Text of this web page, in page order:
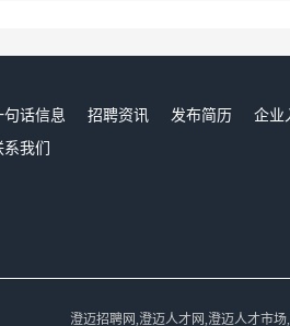
句话信息 招聘资讯 发布简历 企业
系我们
澄迈招聘网,澄迈人才网,澄迈人才市